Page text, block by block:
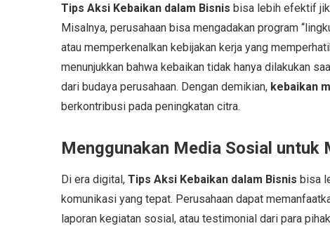
Tips Aksi Kebaikan dalam Bisnis bisa lebih efektif
Misalnya, perusahaan bisa mengadakan program
atau memperkenalkan kebijakan kerja yang
menunjukkan bahwa kebaikan tidak hanya dilakukan
dari budaya perusahaan. Dengan demikian, kebaikan
berkontribusi pada peningkatan citra.
Menggunakan Media Sosial untuk
Di era digital, Tips Aksi Kebaikan dalam Bisnis bisa
komunikasi yang tepat. Perusahaan dapat
laporan kegiatan sosial, atau testimonial dari para